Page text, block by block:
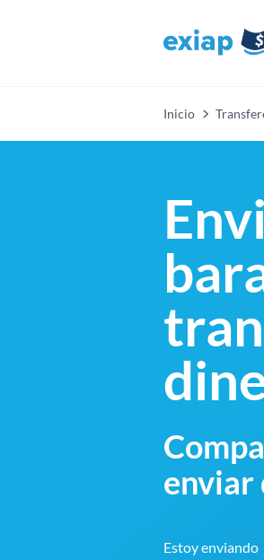
Inicio
enviar
Estoy enviando